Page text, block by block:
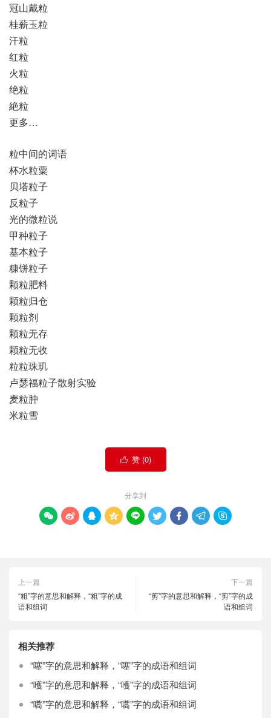
冠山戴粒
桂薪玉粒
汗粒
红粒
火粒
绝粒
絶粒
更多…
粒中间的词语
杯水粒粟
贝塔粒子
反粒子
光的微粒说
甲种粒子
基本粒子
糠饼粒子
颗粒肥料
颗粒归仓
颗粒剂
颗粒无存
颗粒无收
粒粒珠玑
卢瑟福粒子散射实验
麦粒肿
米粒雪
 赞 (0)
分享到
        
上一篇
“粗”字的意思和解释，“粗”字的成
语和组词
下一篇
“剪”字的意思和解释，“剪”字的成
语和组词
相关推荐
“噻”字的意思和解释，“噻”字的成语和组词
“嚄”字的意思和解释，“嚄”字的成语和组词
“嚆”字的意思和解释，“嚆”字的成语和组词